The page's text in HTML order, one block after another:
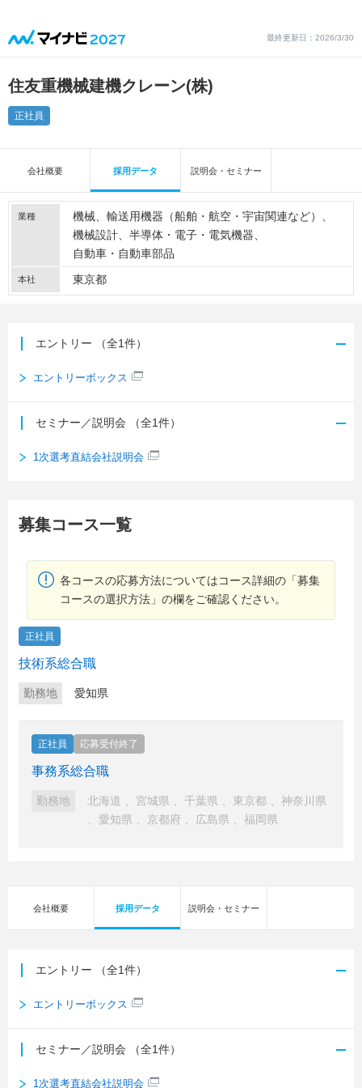
最終更新日：2026/3/30
住友重機械建機クレーン(株)
正社員
会社概要 採用データ 説明会・セミナー
業種 機械
輸送用機器（船舶・航空・宇宙関連など）
機械設計
半導体・電子・電気機器
自動車・自動車部品
本社 東京都
エントリー （全1件）
エントリーボックス
セミナー／説明会 （全1件）
1次選考直結会社説明会
募集コース一覧
各コースの応募方法についてはコース詳細の「募集
コースの選択方法」の欄をご確認ください。
正社員
技術系総合職
勤務地 愛知県
正社員 応募受付終了
事務系総合職
勤務地 北海道 宮城県 千葉県 東京都
神奈川県
愛知県 京都府 広島県 福岡県
会社概要 採用データ 説明会・セミナー
エントリー （全1件）
エントリーボックス
セミナー／説明会 （全1件）
1次選考直結会社説明会